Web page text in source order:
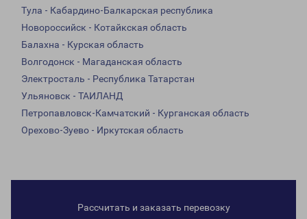
Тула - Кабардино-Балкарская республика
Новороссийск - Котайкская область
Балахна - Курская область
Волгодонск - Магаданская область
Электросталь - Республика Татарстан
Ульяновск - ТАИЛАНД
Петропавловск-Камчатский - Курганская область
Орехово-Зуево - Иркутская область
Рассчитать и заказать перевозку